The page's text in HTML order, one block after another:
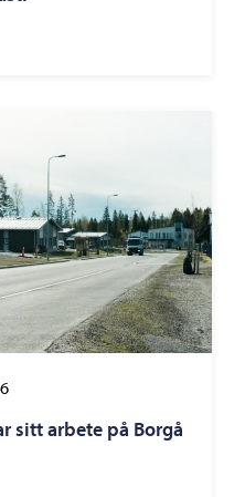
sitt arbete på Borgå